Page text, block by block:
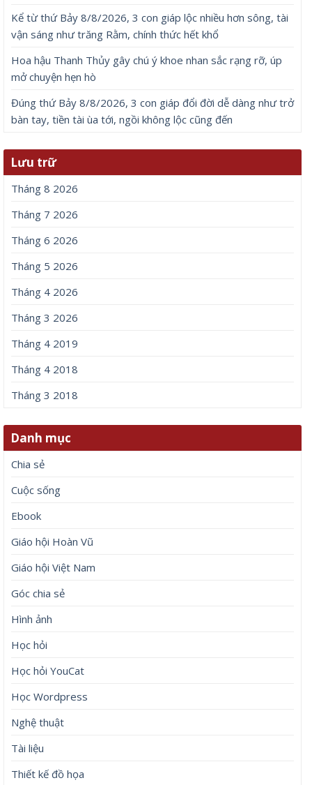
Kể từ thứ Bảy 8/8/2026, 3 con giáp lộc nhiều hơn sông, tài
vận sáng như trăng Rằm, chính thức hết khổ
Hoa hậu Thanh Thủy gây chú ý khoe nhan sắc rạng rỡ, úp
mở chuyện hẹn hò
Đúng thứ Bảy 8/8/2026, 3 con giáp đổi đời dễ dàng như trở
bàn tay, tiền tài ùa tới, ngồi không lộc cũng đến
Lưu trữ
Tháng 8 2026
Tháng 7 2026
Tháng 6 2026
Tháng 5 2026
Tháng 4 2026
Tháng 3 2026
Tháng 4 2019
Tháng 4 2018
Tháng 3 2018
Danh mục
Chia sẻ
Cuộc sống
Ebook
Giáo hội Hoàn Vũ
Giáo hội Việt Nam
Góc chia sẻ
Hình ảnh
Học hỏi
Học hỏi YouCat
Học Wordpress
Nghệ thuật
Tài liệu
Thiết kế đồ họa